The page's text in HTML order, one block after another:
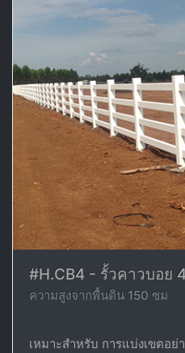
#H.CB4 - รั้วคาวบอย
ความสูงจากพื้นดิน 150 ซม
เหมาะสำหรับ การแบ่งเขตอ